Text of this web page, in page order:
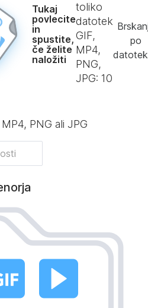
Tukaj
povlecite
in
spustite,
če želite
naložiti
toliko
datotek
GIF,
MP4,
PNG,
JPG: 10
po
PNG ali JPG